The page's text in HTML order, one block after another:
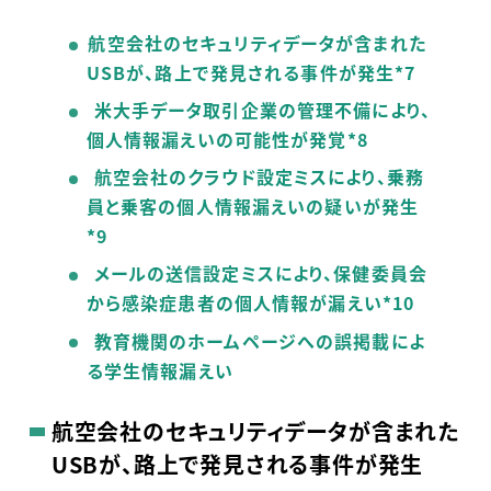
航空会社のセキュリティデータが含まれた
USBが、路上で発見される事件が発生*7
米大手データ取引企業の管理不備により、
個人情報漏えいの可能性が発覚*8
航空会社のクラウド設定ミスにより、乗務
員と乗客の個人情報漏えいの疑いが発生
*9
メールの送信設定ミスにより、保健委員会
から感染症患者の個人情報が漏えい*10
教育機関のホームページへの誤掲載によ
る学生情報漏えい
航空会社のセキュリティデータが含まれた
USBが、路上で発見される事件が発生